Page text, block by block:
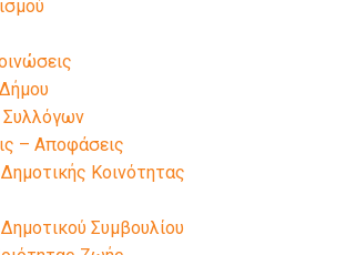
– Αποφάσεις
Κοινότητας
Συμβουλίου